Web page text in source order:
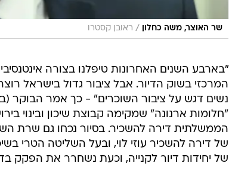
שר האוצר, משה כחלון / ראובן קסטרו
"בארבע השנים האחרונות טיפלנו בצורה
המרכזי בשוק הדיור. אבל ציבור גדול בישראל
נשים דגש על ציבור השוכרים" - כך אמר הבוקר
"חלומות ארנונה" שמקימה קבוצת שיכון ובינוי
הממשלתית דירה להשכיר. בסיור נכחו גם שרת
של דירה להשכיר עוזי לוי, ובעל השליטה הטרי
של יחידות דיור לקנייה, וכעת נשחרר את הפקק